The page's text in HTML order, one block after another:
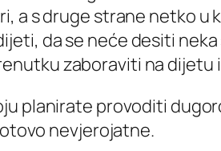
a s druge strane netko
da se neće desiti
zaboraviti na dijetu
planirate provoditi
nevjerojatne.